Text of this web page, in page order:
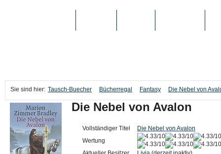
Sie sind hier: Tausch-Buecher Bücherregal Fantasy Die Nebel von
Die Nebel von Avalon
Vollständiger Titel
Die Nebel von Avalon
Wertung